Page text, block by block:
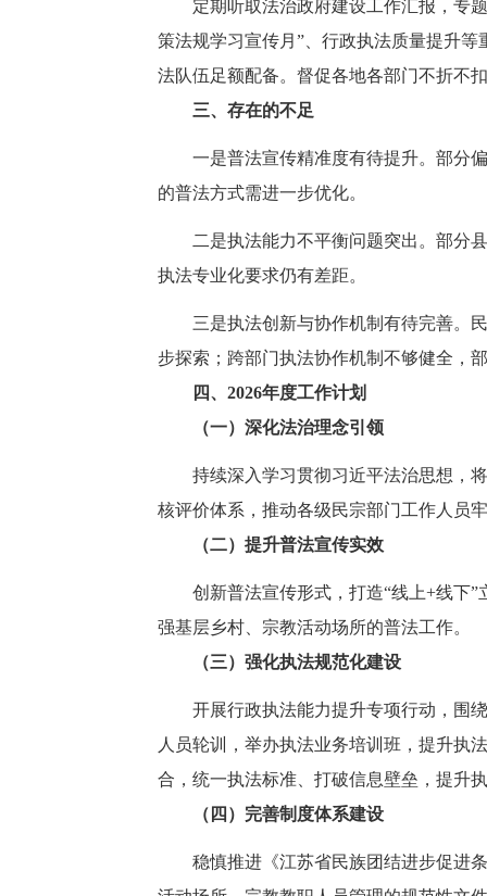
定期听取法治政府建设工作汇报，专
策法规学习宣传月”、行政执法质量提升
法队伍足额配备。督促各地各部门不折不
三、存在的不足
一是普法宣传精准度有待提升。部分
的普法方式需进一步优化。
二是执法能力不平衡问题突出。部分
执法专业化要求仍有差距。
三是执法创新与协作机制有待完善。
步探索；跨部门执法协作机制不够健全，
四、2026年度工作计划
（一）深化法治理念引领
持续深入学习贯彻习近平法治思想，
核评价体系，推动各级民宗部门工作人员
（二）提升普法宣传实效
创新普法宣传形式，打造“线上+线下
强基层乡村、宗教活动场所的普法工作。
（三）强化执法规范化建设
开展行政执法能力提升专项行动，围
人员轮训，举办执法业务培训班，提升执
合，统一执法标准、打破信息壁垒，提升
（四）完善制度体系建设
稳慎推进《江苏省民族团结进步促进